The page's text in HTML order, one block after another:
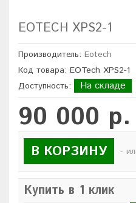
EOTECH XPS2-1
Производитель: Eotech
Код товара: EOTech XPS2-1
Доступность:
На складе
90 000 р.
В КОРЗИНУ -
Купить в 1 клик